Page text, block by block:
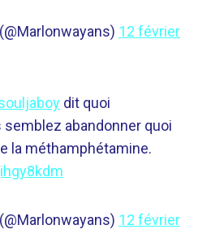
12 février
dit quoi
semblez abandonner quoi
la méthamphétamine.
12 février